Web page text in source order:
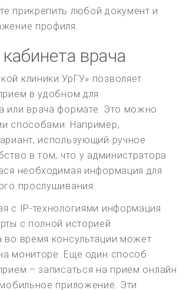
прикрепить любой документ и
профиля.
врача
клиники УрГУ» позволяет
в удобном для
или врача формате. Это можно
способами. Например,
использующий ручное
в том, что у администратора
необходимая информация для
прослушивания.
с IP-технологиями информация
с полной историей
во время консультации может
мониторе. Еще один способ
– записаться на прием онлайн
приложение. Эти